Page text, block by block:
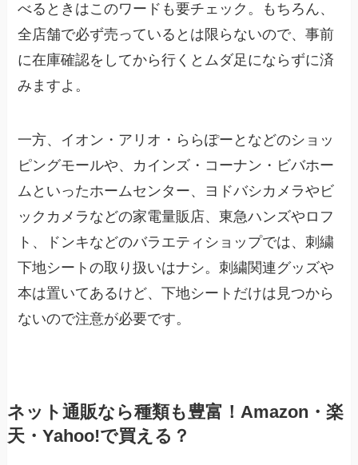
べるときはこのワードも要チェック。もちろん、
全店舗で必ず売っているとは限らないので、事前
に在庫確認をしてから行くとムダ足にならずに済
みますよ。
一方、イオン・アリオ・ららぽーとなどのショッ
ピングモールや、カインズ・コーナン・ビバホー
ムといったホームセンター、ヨドバシカメラやビ
ックカメラなどの家電量販店、東急ハンズやロフ
ト、ドンキなどのバラエティショップでは、刺繍
下地シートの取り扱いはナシ。刺繍関連グッズや
本は置いてあるけど、下地シートだけは見つから
ないので注意が必要です。
ネット通販なら種類も豊富！Amazon・楽
天・Yahoo!で買える？